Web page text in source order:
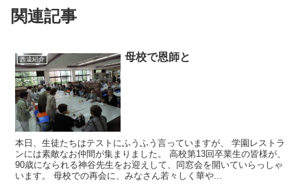
関連記事
西遠紹介 母校で恩師と
本日、生徒たちはテストにふうふう言っていますが、 学園レストラ
ンには素敵なお仲間が集まりました。 高校第13回卒業生の皆様が、
90歳になられる神谷先生をお迎えして、同窓会を開いていらっしゃ
います。 母校での再会に、みなさん若々しく華や...